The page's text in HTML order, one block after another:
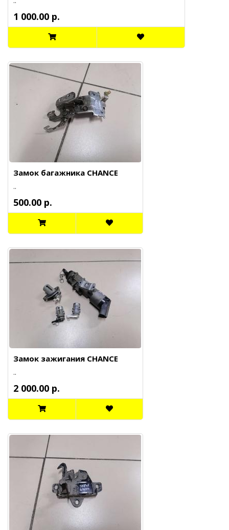
1 000.00 р.
Замок багажника CHANCE
..
500.00 р.
Замок зажигания CHANCE
..
2 000.00 р.